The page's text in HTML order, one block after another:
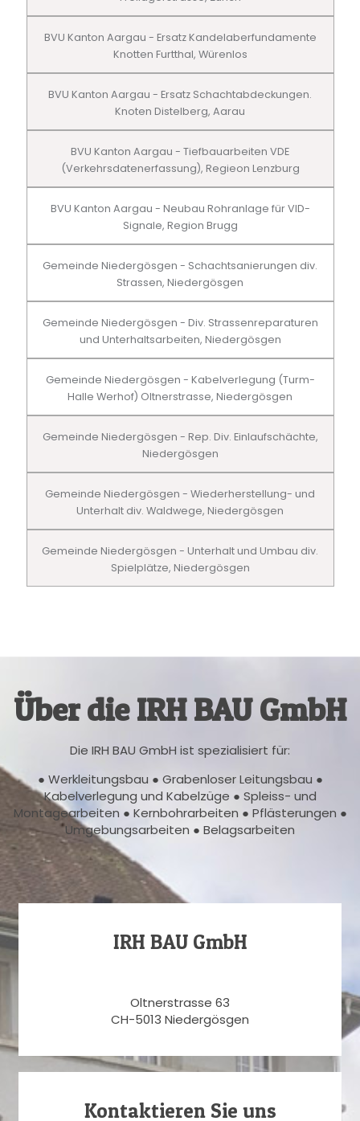
BVU Kanton Aargau - Ersatz Kandelaberfundamente
Knotten Furtthal, Würenlos
BVU Kanton Aargau - Ersatz Schachtabdeckungen.
Knoten Distelberg, Aarau
BVU Kanton Aargau - Tiefbauarbeiten VDE
(Verkehrsdatenerfassung), Regieon Lenzburg
BVU Kanton Aargau - Neubau Rohranlage für VID-
Signale, Region Brugg
Gemeinde Niedergösgen - Schachtsanierungen div.
Strassen, Niedergösgen
Gemeinde Niedergösgen - Div. Strassenreparaturen
und Unterhaltsarbeiten, Niedergösgen
Gemeinde Niedergösgen - Kabelverlegung (Turm-
Halle Werhof) Oltnerstrasse, Niedergösgen
Gemeinde Niedergösgen - Rep. Div. Einlaufschächte,
Niedergösgen
Gemeinde Niedergösgen - Wiederherstellung- und
Unterhalt div. Waldwege, Niedergösgen
Gemeinde Niedergösgen - Unterhalt und Umbau div.
Spielplätze, Niedergösgen
Über die IRH BAU GmbH
Die IRH BAU GmbH ist spezialisiert für:
● Werkleitungsbau ● Grabenloser Leitungsbau ●
Kabelverlegung und Kabelzüge ● Spleiss- und
Montagearbeiten ● Kernbohrarbeiten ● Pflästerungen ●
Umgebungsarbeiten ● Belagsarbeiten
IRH BAU GmbH
Oltnerstrasse 63
CH-5013 Niedergösgen
Kontaktieren Sie uns